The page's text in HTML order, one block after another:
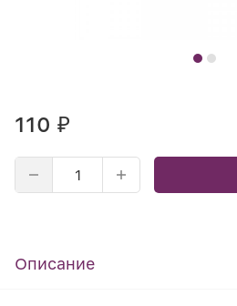
110 ₽
Описание